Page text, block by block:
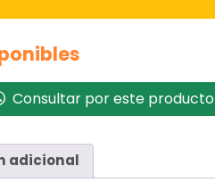
Consultar por este producto
adicional